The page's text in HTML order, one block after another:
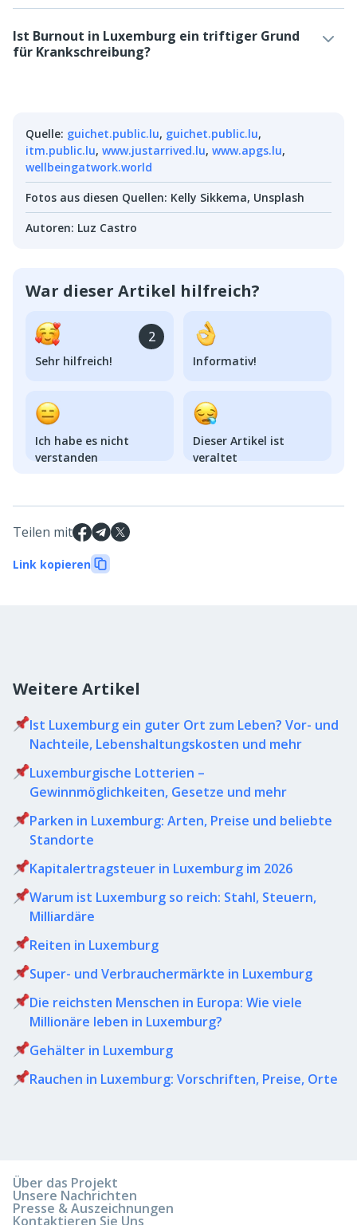
Ist Burnout in Luxemburg ein triftiger Grund
für Krankschreibung?
Quelle: guichet.public.lu, guichet.public.lu,
itm.public.lu, www.justarrived.lu, www.apgs.lu,
wellbeingatwork.world
Fotos aus diesen Quellen: Kelly Sikkema, Unsplash
Autoren: Luz Castro
War dieser Artikel hilfreich?
2
Sehr hilfreich! Informativ!
Ich habe es nicht
verstanden
Dieser Artikel ist
veraltet
Teilen mit
Link kopieren
Weitere Artikel
Ist Luxemburg ein guter Ort zum Leben? Vor- und
Nachteile, Lebenshaltungskosten und mehr
Luxemburgische Lotterien –
Gewinnmöglichkeiten, Gesetze und mehr
Parken in Luxemburg: Arten, Preise und beliebte
Standorte
Kapitalertragsteuer in Luxemburg im 2026
Warum ist Luxemburg so reich: Stahl, Steuern,
Milliardäre
Reiten in Luxemburg
Super- und Verbrauchermärkte in Luxemburg
Die reichsten Menschen in Europa: Wie viele
Millionäre leben in Luxemburg?
Gehälter in Luxemburg
Rauchen in Luxemburg: Vorschriften, Preise, Orte
Über das Projekt
Unsere Nachrichten
Presse & Auszeichnungen
Kontaktieren Sie Uns